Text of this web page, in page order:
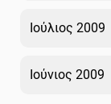
Ιούλιος 2009
Ιούνιος 2009